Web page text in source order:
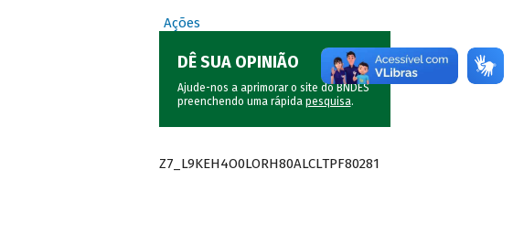
Ações
DÊ SUA OPINIÃO
Ajude-nos a aprimorar o site do BNDES
preenchendo uma rápida pesquisa.
Z7_L9KEH4O0LORH80ALCLTPF80281